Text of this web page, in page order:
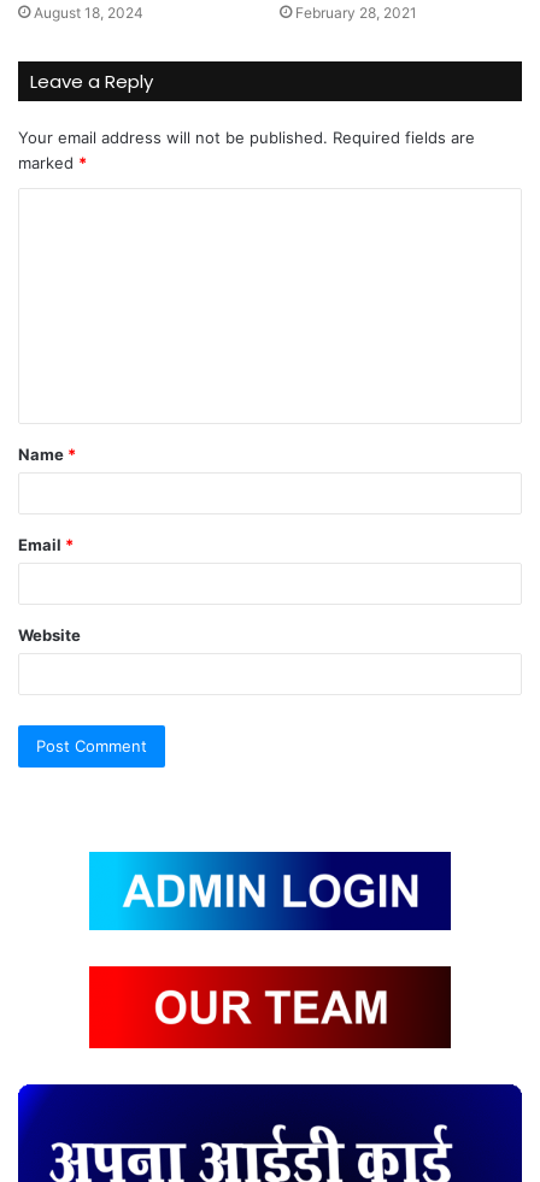
August 18, 2024 February 28, 2021
Leave a Reply
Your email address will not be published. Required fields are
marked *
t
*
Name *
Email *
Website